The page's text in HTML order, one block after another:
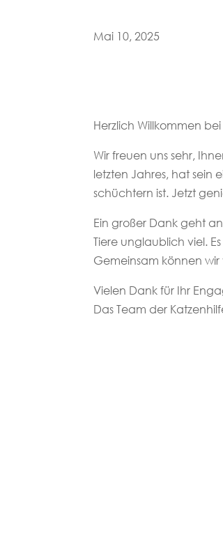
Mai 10, 2025
Herzlich Willkommen
Wir freuen uns sehr,
letzten Jahres, hat sein
schüchtern ist. Jetzt
Ein großer Dank geht
Tiere unglaublich viel.
Gemeinsam können
Vielen Dank für Ihr
Das Team der